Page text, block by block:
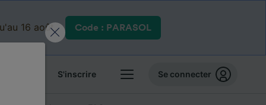
16 août. Code : PARASOL
S'inscrire Se connecter